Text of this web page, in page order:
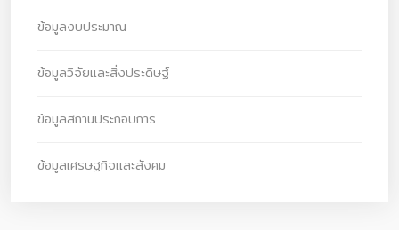
ข้อมูลงบประมาณ
ข้อมูลวิจัยและสิ่งประดิษฐ์
ข้อมูลสถานประกอบการ
ข้อมูลเศรษฐกิจและสังคม